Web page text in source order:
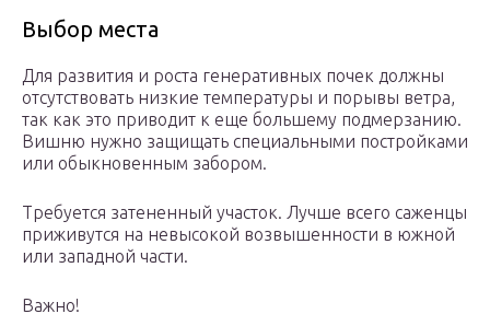
Выбор места
Для развития и роста генеративных почек должны
отсутствовать низкие температуры и порывы ветра,
так как это приводит к еще большему подмерзанию.
Вишню нужно защищать специальными постройками
или обыкновенным забором.
Требуется затененный участок. Лучше всего саженцы
приживутся на невысокой возвышенности в южной
или западной части.
Важно!